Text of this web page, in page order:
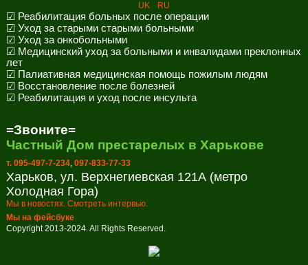
UK RU
☑ Реабилитация больных после операции
☑ Уход за старыми старыми больными
☑ Уход за онкобольными
☑ Медицинский уход за больными и инвалидами преклонных
лет
☑ Палиативная медицинская помощь пожилым людям
☑ Восстановление после болезней
☑ Реабилитация и уход после инсульта
=Звоните=
Частный Дом престарелых в Харькове
т. 095-497-7-234, 097-833-77-33
Харьков, ул. Верхнегиевская 121А (метро
Холодная Гора)
Мы в новостях. Смотреть интервью.
Мы на фейсбуке
Copyright 2013-2024. All Rights Reserved.